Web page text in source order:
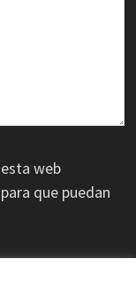
web
que puedan